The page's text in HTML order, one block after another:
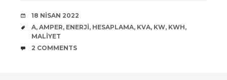
DATE
18 NISAN 2022
TAGS
A, AMPER, ENERJI, HESAPLAMA, KVA, KW, KWH,
MALIYET
COMMENTS
2 COMMENTS